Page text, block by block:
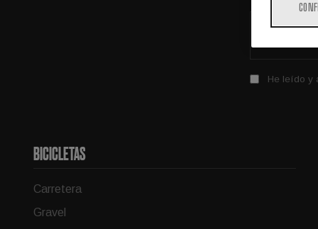
He leído y
BICICLETAS
Carretera
Gravel